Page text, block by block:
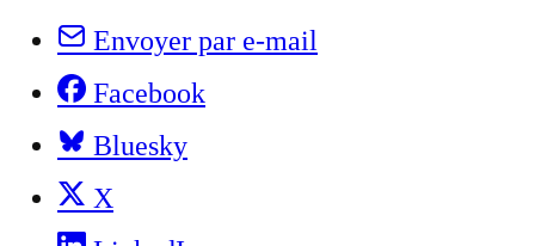
Envoyer par e-mail
Facebook
Bluesky
X